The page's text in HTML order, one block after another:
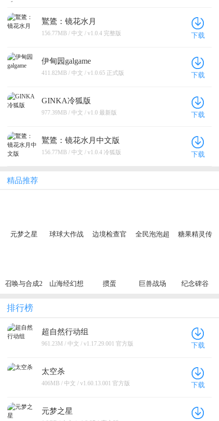
鸑鷟：镜花水月
156.77MB / 中文 / v1.0.4 完整版 下载
伊甸园galgame
411.82MB / 中文 / v1.0.65 正式版 下载
GINKA冷狐版
977.39MB / 中文 / v1.0 最新版 下载
鸑鷟：镜花水月中文版
156.77MB / 中文 / v1.0.4 冷狐版 下载
精品推荐
元梦之星 球球大作战 边境检查官
全民泡泡超
糖果精灵传
召唤与合成2
山海经幻想
掼蛋 巨兽战场 纪念碑谷
排行榜
超自然行动组
961.23M / 中文 / v1.17.29.001 官方版 下载
太空杀
406MB / 中文 / v1.60.13.001 官方版 下载
元梦之星